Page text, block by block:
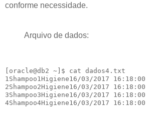
conforme necessidade.
Arquivo de dados:
[oracle@db2 ~]$ cat dados4.txt
1Shampoo1Higiene16/03/2017 16:18:00
2Shampoo2Higiene16/03/2017 16:18:00
3Shampoo3Higiene16/03/2017 16:18:00